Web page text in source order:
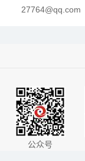
27764@qq.com
公众号